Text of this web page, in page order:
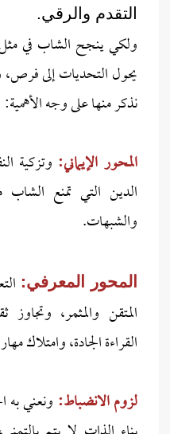
التقدم والرقي.
ولكي ينجح الشاب في مثل
يحول التحديات إلى فرص،
نذكر منها على وجه الأهمية:
المحور الإيماني: وتزكية
الدين التي تمنع
والشبهات.
المحور المعرفي:
المتقن والمثمر، وتجاوز
القراءة الجادة، وامتلاك
لزوم الانضباط: ونعني به